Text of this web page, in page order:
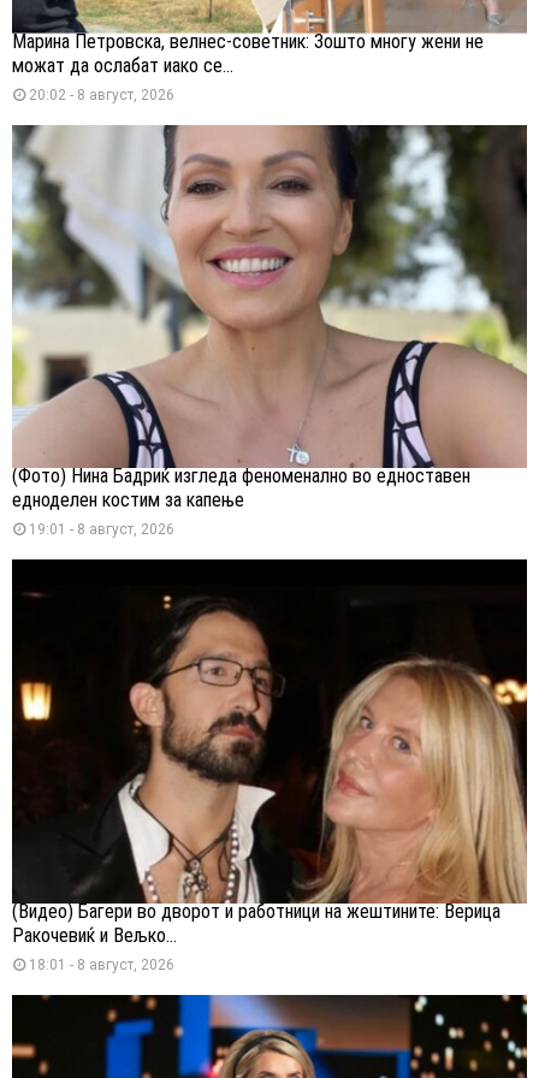
Марина Петровска, велнес-советник: Зошто многу жени не
можат да ослабат иако се...
20:02 - 8 август, 2026
(Фото) Нина Бадриќ изгледа феноменално во едноставен
едноделен костим за капење
19:01 - 8 август, 2026
(Видео) Багери во дворот и работници на жештините: Верица
Ракочевиќ и Вељко...
18:01 - 8 август, 2026